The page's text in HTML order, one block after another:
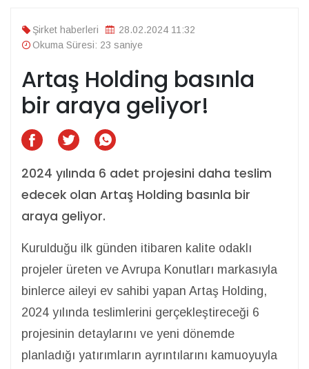
Şirket haberleri
28.02.2024 11:32
Okuma Süresi: 23 saniye
Artaş Holding basınla
bir araya geliyor!
2024 yılında 6 adet projesini daha teslim
edecek olan Artaş Holding basınla bir
araya geliyor.
Kurulduğu ilk günden itibaren kalite odaklı
projeler üreten ve Avrupa Konutları markasıyla
binlerce aileyi ev sahibi yapan Artaş Holding,
2024 yılında teslimlerini gerçekleştireceği 6
projesinin detaylarını ve yeni dönemde
planladığı yatırımların ayrıntılarını kamuoyuyla